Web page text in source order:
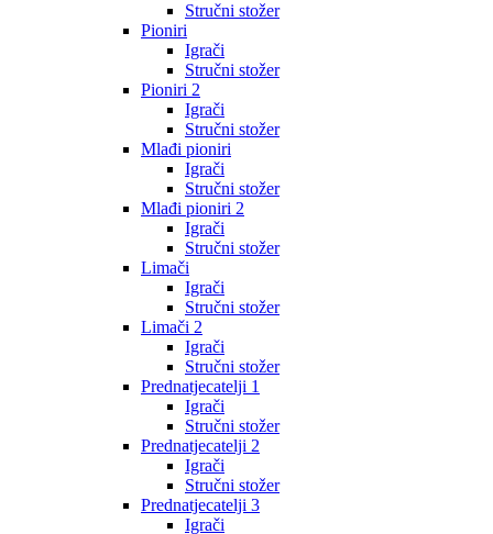
Stručni stožer
Pioniri
Igrači
Stručni stožer
Pioniri 2
Igrači
Stručni stožer
Mlađi pioniri
Igrači
Stručni stožer
Mlađi pioniri 2
Igrači
Stručni stožer
Limači
Igrači
Stručni stožer
Limači 2
Igrači
Stručni stožer
Prednatjecatelji 1
Igrači
Stručni stožer
Prednatjecatelji 2
Igrači
Stručni stožer
Prednatjecatelji 3
Igrači